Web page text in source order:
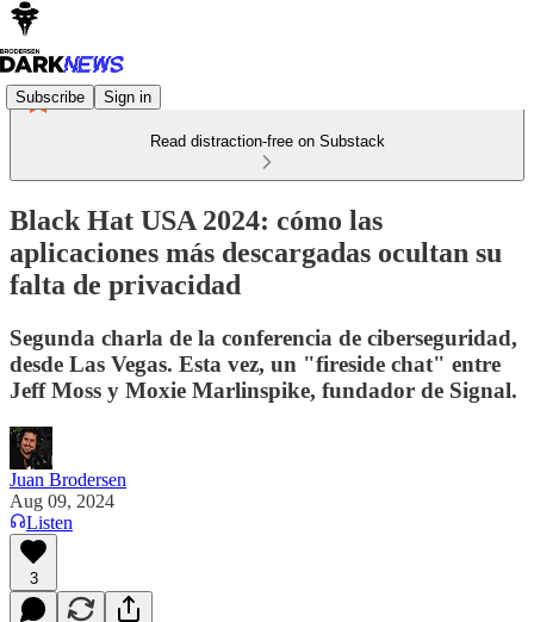
Subscribe Sign in
Read distraction-free on Substack
Black Hat USA 2024: cómo las
aplicaciones más descargadas ocultan su
falta de privacidad
Segunda charla de la conferencia de ciberseguridad,
desde Las Vegas. Esta vez, un "fireside chat" entre
Jeff Moss y Moxie Marlinspike, fundador de Signal.
Juan Brodersen
Aug 09, 2024
Listen
3